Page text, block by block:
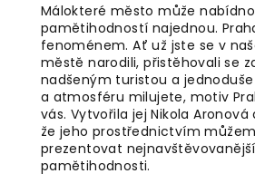
Málokteré město může
pamětihodností najednou.
fenoménem. Ať už jste se v
městě narodili, přistěhovali se
nadšeným turistou a
a atmosféru milujete, motiv
vás. Vytvořila jej Nikola
že jeho prostřednictvím
prezentovat nejnavštěvovanější
pamětihodnosti.